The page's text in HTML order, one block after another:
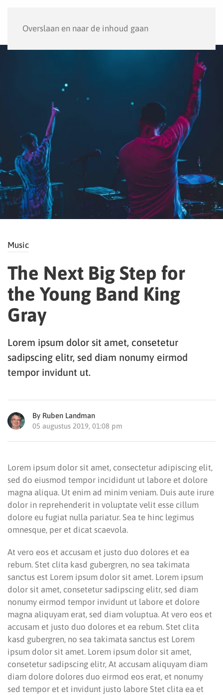
Overslaan en naar de inhoud gaan
Music
The Next Big Step for
the Young Band King
Gray
Lorem ipsum dolor sit amet, consetetur
sadipscing elitr, sed diam nonumy eirmod
tempor invidunt ut.
By Ruben Landman
05 augustus 2019, 01:08 pm
Lorem ipsum dolor sit amet, consectetur adipiscing elit,
sed do eiusmod tempor incididunt ut labore et dolore
magna aliqua. Ut enim ad minim veniam. Duis aute irure
dolor in reprehenderit in voluptate velit esse cillum
dolore eu fugiat nulla pariatur. Sea te hinc legimus
omnesque, per et dicat scaevola.
At vero eos et accusam et justo duo dolores et ea
rebum. Stet clita kasd gubergren, no sea takimata
sanctus est Lorem ipsum dolor sit amet. Lorem ipsum
dolor sit amet, consetetur sadipscing elitr, sed diam
nonumy eirmod tempor invidunt ut labore et dolore
magna aliquyam erat, sed diam voluptua. At vero eos et
accusam et justo duo dolores et ea rebum. Stet clita
kasd gubergren, no sea takimata sanctus est Lorem
ipsum dolor sit amet. Lorem ipsum dolor sit amet,
consetetur sadipscing elitr, At accusam aliquyam diam
diam dolore dolores duo eirmod eos erat, et nonumy
sed tempor et et invidunt justo labore Stet clita ea et